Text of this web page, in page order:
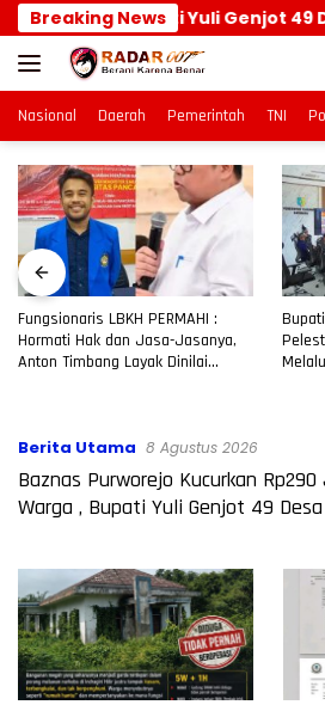
Langsung
ke
konten
Breaking News
, Bupati Yuli Genjot 49 Desa
Nasional Daerah Pemerintah TNI
Fungsionaris LBKH PERMAHI :
Hormati Hak dan Jasa-Jasanya,
Anton Timbang Layak Dinilai
Berita Utama 8 Agustus 2026
Baznas Purworejo Kucurkan
Warga , Bupati Yuli Genjot 49